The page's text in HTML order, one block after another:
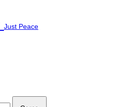
Just Peace